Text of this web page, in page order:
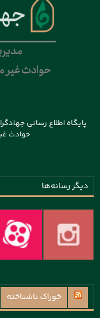
پایگاه اطلاع رسانی
حوادث
دیگر رسانه‌ها
خوراک ناشناخته